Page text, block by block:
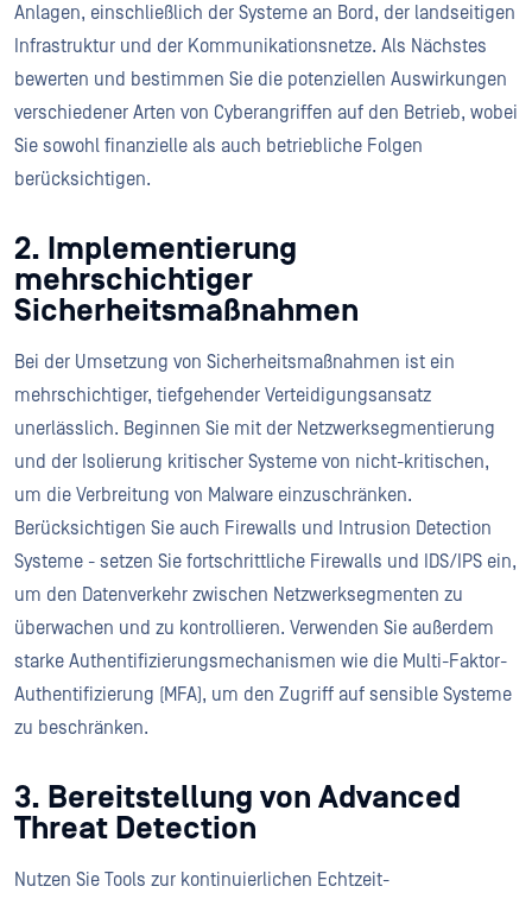
Anlagen, einschließlich der Systeme an Bord, der landseitigen
Infrastruktur und der Kommunikationsnetze. Als Nächstes
bewerten und bestimmen Sie die potenziellen Auswirkungen
verschiedener Arten von Cyberangriffen auf den Betrieb, wobei
Sie sowohl finanzielle als auch betriebliche Folgen
berücksichtigen.
2. Implementierung
mehrschichtiger
Sicherheitsmaßnahmen
Bei der Umsetzung von Sicherheitsmaßnahmen ist ein
mehrschichtiger, tiefgehender Verteidigungsansatz
unerlässlich. Beginnen Sie mit der Netzwerksegmentierung
und der Isolierung kritischer Systeme von nicht-kritischen,
um die Verbreitung von Malware einzuschränken.
Berücksichtigen Sie auch Firewalls und Intrusion Detection
Systeme - setzen Sie fortschrittliche Firewalls und IDS/IPS ein,
um den Datenverkehr zwischen Netzwerksegmenten zu
überwachen und zu kontrollieren. Verwenden Sie außerdem
starke Authentifizierungsmechanismen wie die Multi-Faktor-
Authentifizierung (MFA), um den Zugriff auf sensible Systeme
zu beschränken.
3. Bereitstellung von Advanced
Threat Detection
Nutzen Sie Tools zur kontinuierlichen Echtzeit-